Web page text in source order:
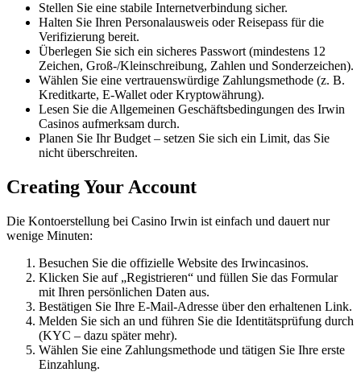
Stellen Sie eine stabile Internetverbindung sicher.
Halten Sie Ihren Personalausweis oder Reisepass für die
Verifizierung bereit.
Überlegen Sie sich ein sicheres Passwort (mindestens 12
Zeichen, Groß-/Kleinschreibung, Zahlen und Sonderzeichen).
Wählen Sie eine vertrauenswürdige Zahlungsmethode (z. B.
Kreditkarte, E-Wallet oder Kryptowährung).
Lesen Sie die Allgemeinen Geschäftsbedingungen des Irwin
Casinos aufmerksam durch.
Planen Sie Ihr Budget – setzen Sie sich ein Limit, das Sie
nicht überschreiten.
Creating Your Account
Die Kontoerstellung bei Casino Irwin ist einfach und dauert nur
wenige Minuten:
Besuchen Sie die offizielle Website des Irwincasinos.
Klicken Sie auf „Registrieren“ und füllen Sie das Formular
mit Ihren persönlichen Daten aus.
Bestätigen Sie Ihre E-Mail-Adresse über den erhaltenen Link.
Melden Sie sich an und führen Sie die Identitätsprüfung durch
(KYC – dazu später mehr).
Wählen Sie eine Zahlungsmethode und tätigen Sie Ihre erste
Einzahlung.